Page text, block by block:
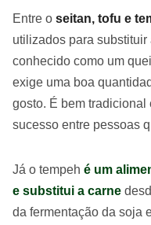
Entre o seitan, tofu e
utilizados para
conhecido como um
exige uma boa
gosto. É bem tradicional
sucesso entre pessoas
Já o tempeh é um
e substitui a carne
da fermentação da soja